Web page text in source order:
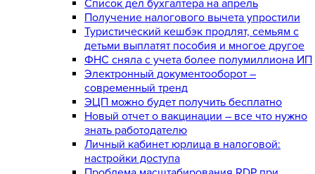
Список дел бухгалтера на апрель
Получение налогового вычета упростили
Туристический кешбэк продлят, семьям с
детьми выплатят пособия и многое другое
ФНС сняла с учета более полумиллиона ИП
Электронный документооборот –
современный тренд
ЭЦП можно будет получить бесплатно
Новый отчет о вакцинации – все что нужно
знать работодателю
Личный кабинет юрлица в налоговой:
настройки доступа